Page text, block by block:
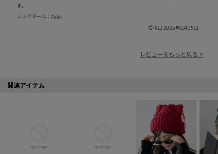
投稿日 2025年2月15日
ニックネーム： Felix
す。
レビューをもっと見る >
関連アイテム